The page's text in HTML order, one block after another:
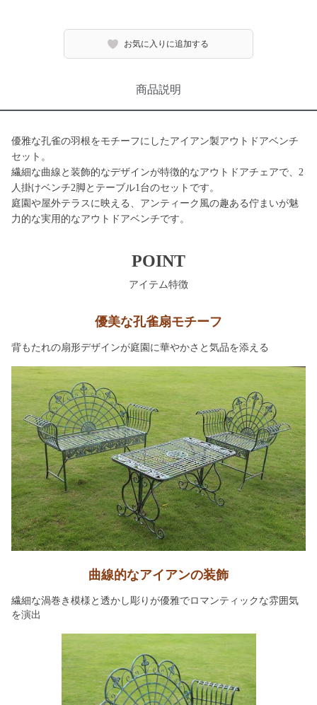
お気に入りに追加する
商品説明
優雅な孔雀の羽根をモチーフにしたアイアン製アウトドアベンチ
セット。
繊細な曲線と装飾的なデザインが特徴的なアウトドアチェアで、2
人掛けベンチ2脚とテーブル1台のセットです。
庭園や屋外テラスに映える、アンティーク風の趣ある佇まいが魅
力的な実用的なアウトドアベンチです。
POINT
アイテム特徴
優美な孔雀扇モチーフ
背もたれの扇形デザインが庭園に華やかさと気品を添える
曲線的なアイアンの装飾
繊細な渦巻き模様と透かし彫りが優雅でロマンティックな雰囲気
を演出